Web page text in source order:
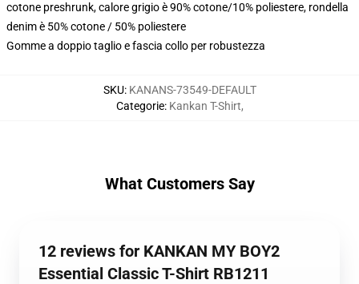
cotone preshrunk, calore grigio è 90% cotone/10% poliestere, rondella
denim è 50% cotone / 50% poliestere
Gomme a doppio taglio e fascia collo per robustezza
SKU: KANANS-73549-DEFAULT
Categorie: Kankan T-Shirt,
What Customers Say
12 reviews for KANKAN MY BOY2
Essential Classic T-Shirt RB1211